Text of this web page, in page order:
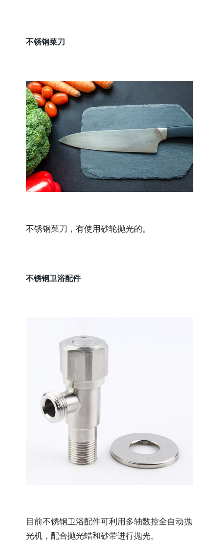
不锈钢菜刀
不锈钢菜刀，有使用砂轮抛光的。
不锈钢卫浴配件
目前不锈钢卫浴配件可利用多轴数控全自动抛
光机，配合抛光蜡和砂带进行抛光。